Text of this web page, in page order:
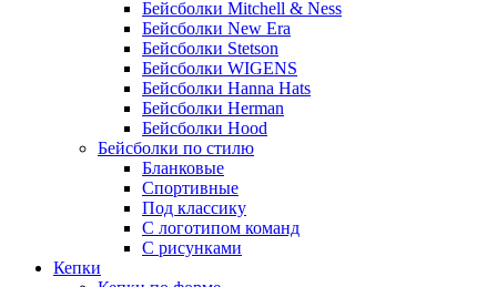
Бейсболки Mitchell & Ness
Бейсболки New Era
Бейсболки Stetson
Бейсболки WIGENS
Бейсболки Hanna Hats
Бейсболки Herman
Бейсболки Hood
Бейсболки по стилю
Бланковые
Спортивные
Под классику
С логотипом команд
С рисунками
Кепки